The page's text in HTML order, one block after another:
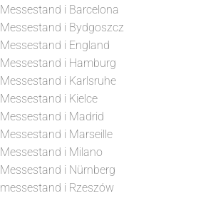
Messestand i Barcelona
Messestand i Bydgoszcz
Messestand i England
Messestand i Hamburg
Messestand i Karlsruhe
Messestand i Kielce
Messestand i Madrid
Messestand i Marseille
Messestand i Milano
Messestand i Nürnberg
messestand i Rzeszów